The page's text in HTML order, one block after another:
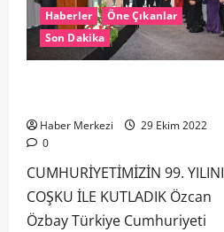
Haberler
Öne Çıkanlar
Son Dakika
Haber Merkezi
29 Ekim 2022
0
CUMHURİYETİMİZİN 99. YILINI
COŞKU İLE KUTLADIK Özcan
Özbay Türkiye Cumhuriyeti